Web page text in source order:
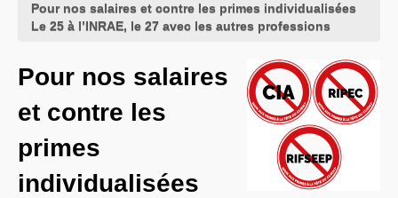
Qui sommes-nous ?
Sections locales
Pour nos salaires et contre les primes individualisées
Le 25 à l’INRAE, le 27 avec les autres professions
Pour nos salaires
et contre les
primes
individualisées